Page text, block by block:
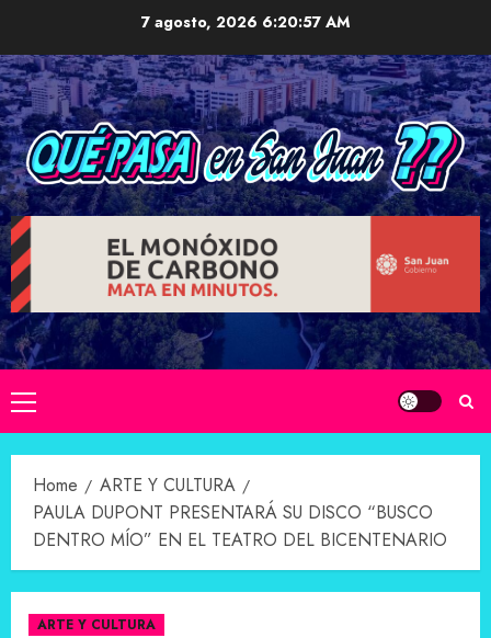
content
7 agosto, 2026 6:20:58 AM
Primary
Menu
Home
ARTE Y CULTURA
PAULA DUPONT PRESENTARÁ SU DISCO “BUSCO
DENTRO MÍO” EN EL TEATRO DEL BICENTENARIO
ARTE Y CULTURA